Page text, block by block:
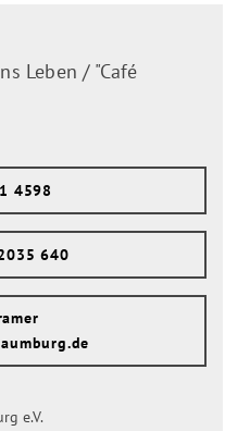
Leben / "Café
4598
640
e.V.